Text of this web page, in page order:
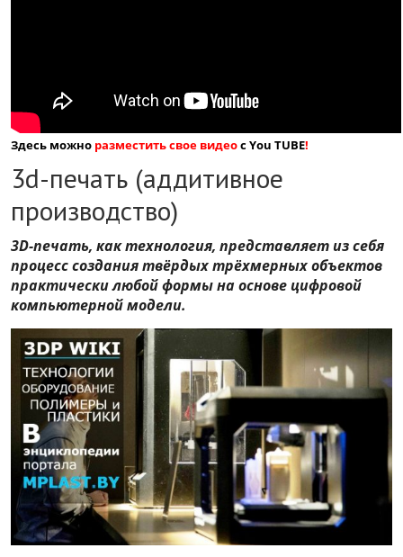
Здесь можно разместить свое видеос You TUBE!
3d-печать (аддитивное
производство)
3D-печать, как технология, представляет из себя
процесс создания твёрдых трёхмерных объектов
практически любой формы на основе цифровой
компьютерной модели.